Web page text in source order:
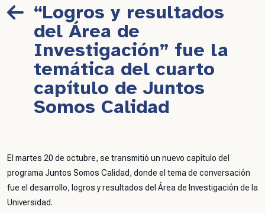
“Logros y resultados
del Área de
Investigación” fue la
temática del cuarto
capítulo de Juntos
Somos Calidad
El martes 20 de octubre, se transmitió un nuevo capítulo del
programa Juntos Somos Calidad, donde el tema de conversación
fue el desarrollo, logros y resultados del Área de Investigación de la
Universidad.